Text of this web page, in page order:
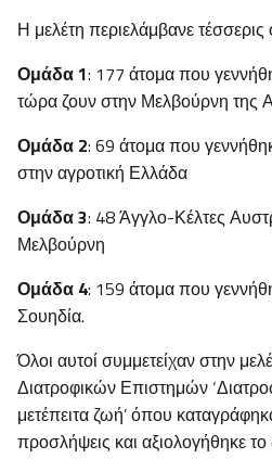
Η μελέτη περιελάμβανε τέσσερις
Ομάδα 1: 177 άτομα που
τώρα ζουν στην Μελβούρνη της
Ομάδα 2: 69 άτομα που
στην αγροτική Ελλάδα
Ομάδα 3: 48 Άγγλο-Κέλτες
Μελβούρνη
Ομάδα 4: 159 άτομα που
Σουηδία.
Όλοι αυτοί συμμετείχαν στην
Διατροφικών Επιστημών
μετέπειτα ζωή’ όπου
προσλήψεις και αξιολογήθηκε